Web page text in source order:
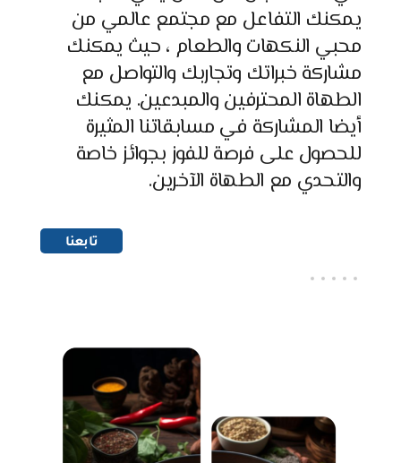
يمكنك التفاعل مع مجتمع عالمي من
محبي النكهات والطعام ، حيث يمكنك
مشاركة خبراتك وتجاربك والتواصل مع
الطهاة المحترفين والمبدعين. يمكنك
أيضا المشاركة في مسابقاتنا المثيرة
للحصول على فرصة للفوز بجوائز خاصة
والتحدي مع الطهاة الآخرين.
تابعنا